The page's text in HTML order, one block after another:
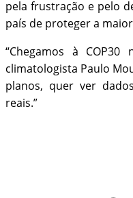
pela frustração e pelo
país de proteger a
“Chegamos à
climatologista Paulo
planos, quer ver
reais.”